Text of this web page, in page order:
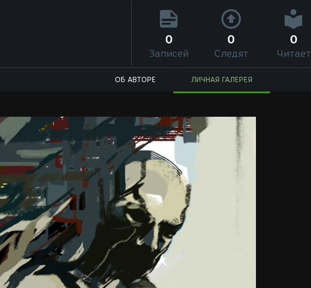
0
Записей
0
Следят
0
Читает
ОБ АВТОРЕ ЛИЧНАЯ ГАЛЕРЕЯ